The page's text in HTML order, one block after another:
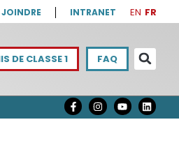
INTRANET EN FR
DE CLASSE 1 FAQ